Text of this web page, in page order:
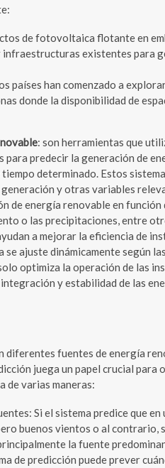
de fotovoltaica flotante en
existentes para
países han comenzado a
donde la disponibilidad de
: son herramientas que
predecir la generación de
determinado. Estos
y otras variables
de energía renovable en
o las precipitaciones, entre
a mejorar la eficiencia de
ajuste dinámicamente según
optimiza la operación de las
y estabilidad de las
diferentes fuentes de energía
juega un papel crucial para
de varias maneras:
Si el sistema predice que en
buenos vientos o al contrario,
la fuente
de predicción puede prever